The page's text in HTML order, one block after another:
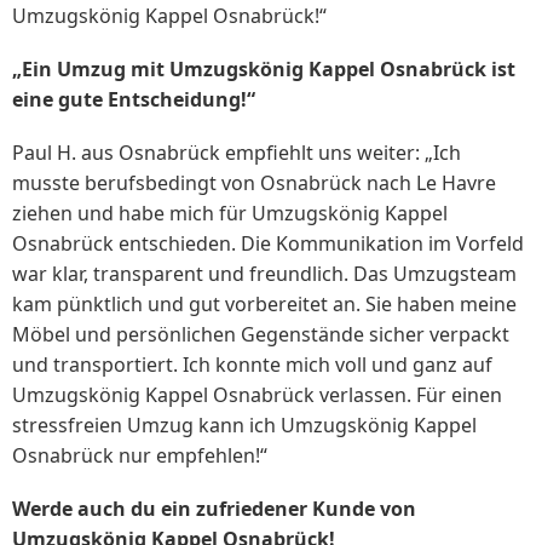
Umzugskönig Kappel Osnabrück!“
„Ein Umzug mit Umzugskönig Kappel Osnabrück ist
eine gute Entscheidung!“
Paul H. aus Osnabrück empfiehlt uns weiter: „Ich
musste berufsbedingt von Osnabrück nach Le Havre
ziehen und habe mich für Umzugskönig Kappel
Osnabrück entschieden. Die Kommunikation im Vorfeld
war klar, transparent und freundlich. Das Umzugsteam
kam pünktlich und gut vorbereitet an. Sie haben meine
Möbel und persönlichen Gegenstände sicher verpackt
und transportiert. Ich konnte mich voll und ganz auf
Umzugskönig Kappel Osnabrück verlassen. Für einen
stressfreien Umzug kann ich Umzugskönig Kappel
Osnabrück nur empfehlen!“
Werde auch du ein zufriedener Kunde von
Umzugskönig Kappel Osnabrück!